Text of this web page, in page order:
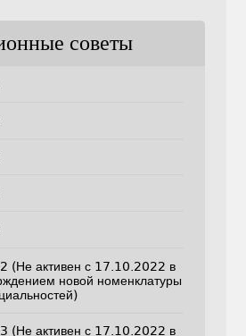
советы
(Не активен с 17.10.2022 в
новой номенклатуры
(Не активен с 17.10.2022 в